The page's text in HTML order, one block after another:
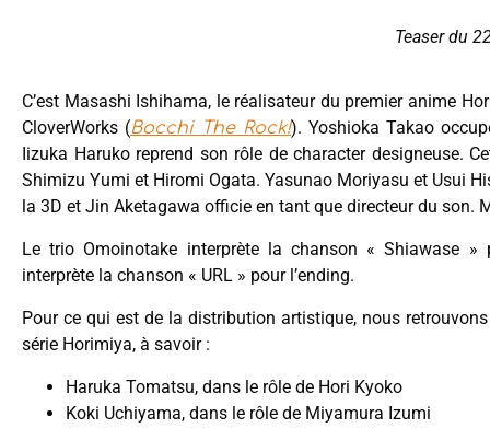
Teaser du
C’est Masashi Ishihama, le réalisateur du premier anime
CloverWorks (Bocchi The Rock!). Yoshioka Takao
Iizuka Haruko reprend son rôle de character designeuse.
Shimizu Yumi et Hiromi Ogata. Yasunao Moriyasu et Usui
la 3D et Jin Aketagawa officie en tant que directeur du son.
Le trio Omoinotake interprète la chanson « Shiawase »
interprète la chanson « URL » pour l’ending.
Pour ce qui est de la distribution artistique, nous
série Horimiya, à savoir :
Haruka Tomatsu, dans le rôle de Hori Kyoko
Koki Uchiyama, dans le rôle de Miyamura Izumi